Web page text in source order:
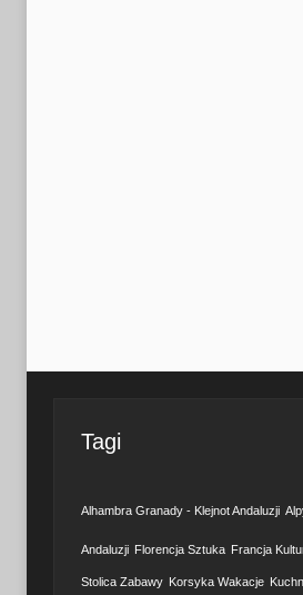
Tagi
Alhambra Granady - Klejnot Andaluzji
Andaluzji Florencja Sztuka Francja
Stolica Zabawy Korsyka Wakacje